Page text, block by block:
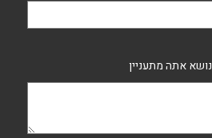
אתה מתעניין